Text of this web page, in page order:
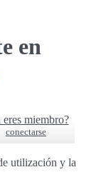
en
eres miembro?
conectarse
utilización y la